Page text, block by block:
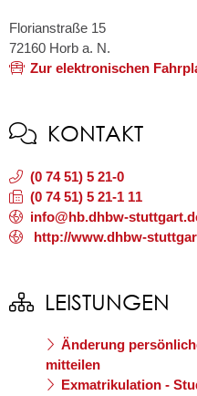
Florianstraße 15
72160 Horb a. N.
Zur elektronischen
KONTAKT
(0 74 51) 5 21-0
(0 74 51) 5 21-1 11
info@hb.dhbw-
http://www.dhbw-
LEISTUNGEN
Änderung
mitteilen
Exmatrikulation -